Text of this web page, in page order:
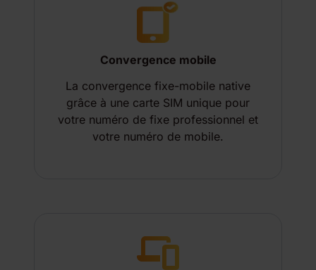
Convergence mobile
La convergence fixe-mobile native
grâce à une carte SIM unique pour
votre numéro de fixe professionnel et
votre numéro de mobile.